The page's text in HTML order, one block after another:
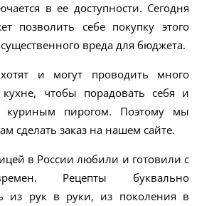
в ее доступности. Сегодня
позволить себе покупку этого
вреда для бюджета.
и могут проводить много
чтобы порадовать себя и
куриным пирогом. Поэтому мы
сделать заказ на нашем сайте.
в России любили и готовили с
Рецепты буквально
из рук в руки, из поколения в